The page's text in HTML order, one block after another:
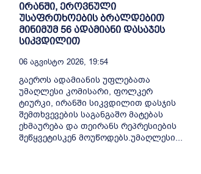
ირანში, ეროვნული
უსაფრთხოების ბრალდებით
მინიმუმ 56 ადამიანი დასაჯეს
სიკვდილით
06 Აგვისტო 2026, 19:54
გაეროს ადამიანის უფლებათა
უმაღლესი კომისარი, ფოლკერ
ტიურკი, ირანში სიკვდილით დასჯის
შემთხვევების საგანგაშო მატებას
ეხმაურება და თეირანს რეპრესიების
შეწყვეტისკენ მოუწოდებს.უმაღლესი...